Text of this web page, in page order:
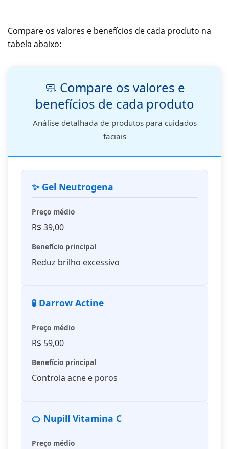
Compare os valores e benefícios de cada produto na
tabela abaixo:
🧼 Compare os valores e
benefícios de cada produto
Análise detalhada de produtos para cuidados
faciais
✨ Gel Neutrogena
Preço médio
R$ 39,00
Benefício principal
Reduz brilho excessivo
🧪 Darrow Actine
Preço médio
R$ 59,00
Benefício principal
Controla acne e poros
🍊 Nupill Vitamina C
Preço médio